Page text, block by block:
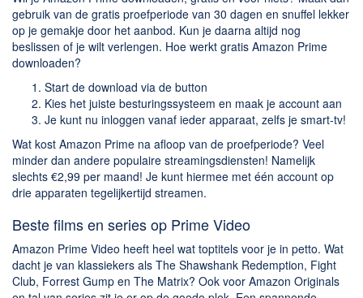
gebruik van de gratis proefperiode van 30 dagen en snuffel lekker
op je gemakje door het aanbod. Kun je daarna altijd nog
beslissen of je wilt verlengen. Hoe werkt gratis Amazon Prime
downloaden?
Start de download via de button
Kies het juiste besturingssysteem en maak je account aan
Je kunt nu inloggen vanaf ieder apparaat, zelfs je smart-tv!
Wat kost Amazon Prime na afloop van de proefperiode? Veel
minder dan andere populaire streamingsdiensten! Namelijk
slechts €2,99 per maand! Je kunt hiermee met één account op
drie apparaten tegelijkertijd streamen.
Beste films en series op Prime Video
Amazon Prime Video heeft heel wat toptitels voor je in petto. Wat
dacht je van klassiekers als The Shawshank Redemption, Fight
Club, Forrest Gump en The Matrix? Ook voor Amazon Originals